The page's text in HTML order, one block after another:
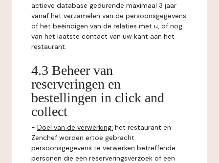
actieve database gedurende maximaal 3 jaar
vanaf het verzamelen van de persoonsgegevens
of het beëindigen van de relaties met u, of nog
van het laatste contact van uw kant aan het
restaurant.
4.3 Beheer van
reserveringen en
bestellingen in click and
collect
- Doel van de verwerking: het restaurant en
Zenchef worden ertoe gebracht
persoonsgegevens te verwerken betreffende
personen die een reserveringsverzoek of een